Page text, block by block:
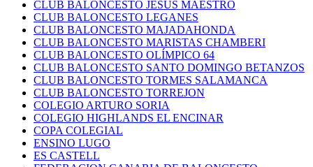
CLUB BALONCESTO JESUS MAESTRO
CLUB BALONCESTO LEGANES
CLUB BALONCESTO MAJADAHONDA
CLUB BALONCESTO MARISTAS CHAMBERI
CLUB BALONCESTO OLÍMPICO 64
CLUB BALONCESTO SANTO DOMINGO BETANZOS
CLUB BALONCESTO TORMES SALAMANCA
CLUB BALONCESTO TORREJON
COLEGIO ARTURO SORIA
COLEGIO HIGHLANDS EL ENCINAR
COPA COLEGIAL
ENSINO LUGO
ES CASTELL